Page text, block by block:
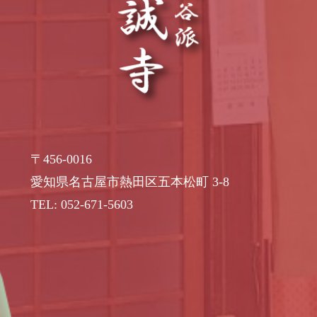
〒456-0016
愛知県名古屋市熱田区五本松町 3-8
TEL: 052-671-5603